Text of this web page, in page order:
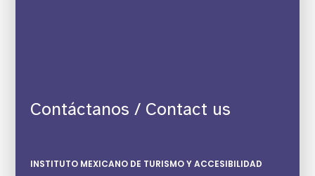
Contáctanos / Contact us
INSTITUTO MEXICANO DE TURISMO Y ACCESIBILIDAD